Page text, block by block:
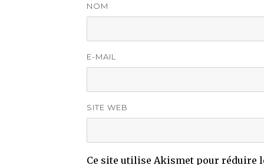
NOM
E-MAIL
SITE WEB
Ce site utilise Akismet pour réduire